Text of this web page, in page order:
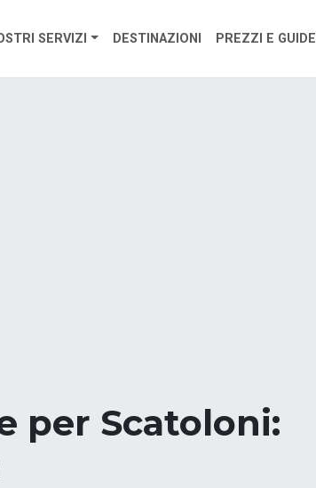
SERVIZI DESTINAZIONI PREZZI E GUIDE
per Scatoloni: